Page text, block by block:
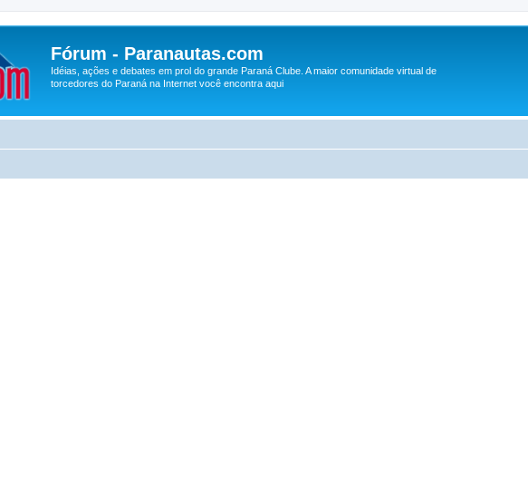
Fórum - Paranautas.com
Idéias, ações e debates em prol do grande Paraná Clube. A maior comunidade virtual de
torcedores do Paraná na Internet você encontra aqui